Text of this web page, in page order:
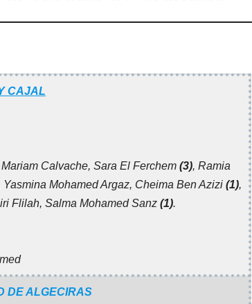
CAJAL
Mariam Calvache, Sara El Ferchem (3), Ramia
Yasmina Mohamed Argaz, Cheima Ben Azizi (1),
Flilah, Salma Mohamed Sanz (1).
DE ALGECIRAS